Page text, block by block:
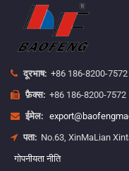
दूरभाष: +86 186-8200-7572
फ़ैक्स: +86 186-8200-7572
ईमेल:
पता: No.63, XinMaLian
गोपनीयता नीति